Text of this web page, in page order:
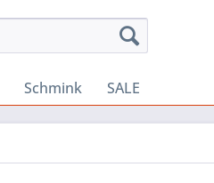
Schmink SALE